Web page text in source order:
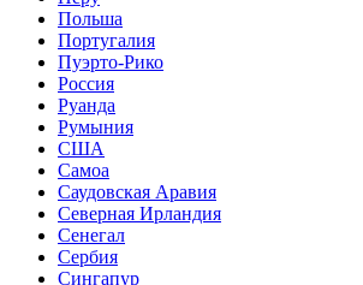
Польша
Португалия
Пуэрто-Рико
Россия
Руанда
Румыния
США
Самоа
Саудовская Аравия
Северная Ирландия
Сенегал
Сербия
Сингапур